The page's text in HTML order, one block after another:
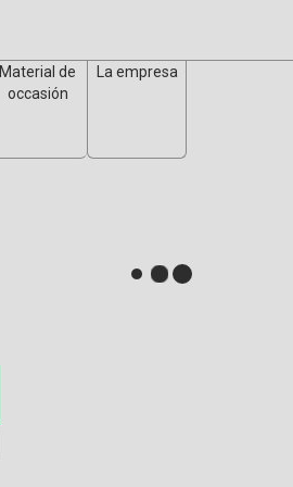
Material de
occasión
La empresa